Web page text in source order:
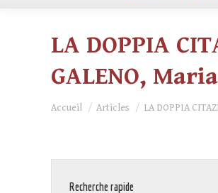
LA DOPPIA
GALENO,
Vous êtes ici :
Accueil Articles LA DOPPIA
Recherche rapide